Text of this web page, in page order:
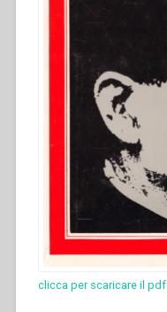
clicca per scaricare il pdf